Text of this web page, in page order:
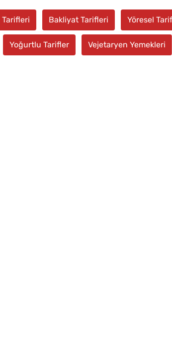
Tarifleri Bakliyat Tarifleri Yöresel
Yoğurtlu Tarifler Vejetaryen Yemekleri